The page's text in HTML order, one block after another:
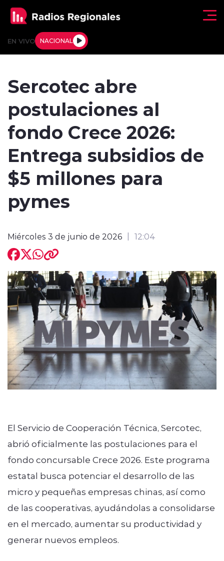
EN VIVO NACIONAL
Internacional
modo claro
Sercotec abre
postulaciones al
fondo Crece 2026:
Entrega subsidios de
$5 millones para
pymes
Miércoles 3 de junio de 2026 12:04
El Servicio de Cooperación Técnica, Sercotec,
abrió oficialmente las postulaciones para el
fondo concursable Crece 2026. Este programa
estatal busca potenciar el desarrollo de las
micro y pequeñas empresas chinas, así como
de las cooperativas, ayudándolas a consolidarse
en el mercado, aumentar su productividad y
generar nuevos empleos.